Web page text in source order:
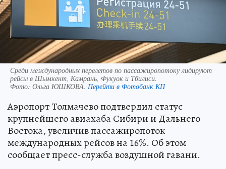
Среди международных перелетов по пассажиропотоку лидируют
рейсы в Шымкент, Камрань, Фукуок и Тбилиси.
Фото: Ольга ЮШКОВА. Перейти в Фотобанк КП
Аэропорт Толмачево подтвердил статус
крупнейшего авиахаба Сибири и Дальнего
Востока, увеличив пассажиропоток
международных рейсов на 16%. Об этом
сообщает пресс-служба воздушной гавани.